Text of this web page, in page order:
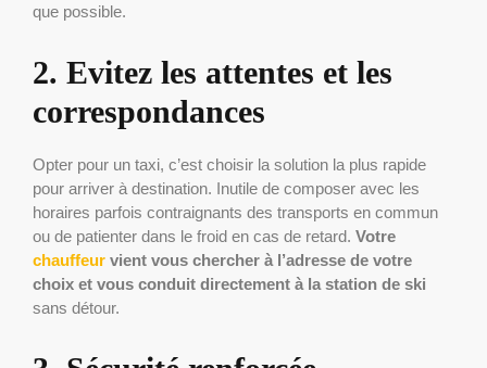
que possible.
2. Evitez les attentes et les
correspondances
Opter pour un taxi, c’est choisir la solution la plus rapide
pour arriver à destination. Inutile de composer avec les
horaires parfois contraignants des transports en commun
ou de patienter dans le froid en cas de retard. Votre
chauffeur vient vous chercher à l’adresse de votre
choix et vous conduit directement à la station de ski
sans détour.